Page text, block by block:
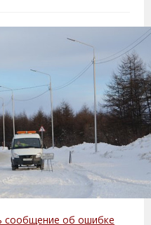
сообщение об ошибке